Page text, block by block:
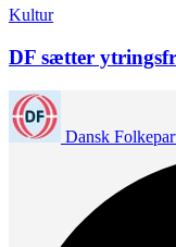
Kultur
DF sætter
Dansk